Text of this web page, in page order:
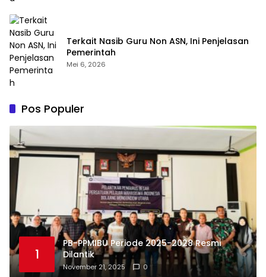
Terkait Nasib Guru Non ASN, Ini Penjelasan
Pemerintah
Mei 6, 2026
Pos Populer
1
PB-PPMIBU Periode 2025-2028 Resmi
Dilantik
November 21, 2025 0